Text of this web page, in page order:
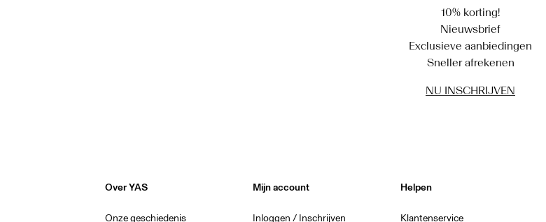
10% korting!
Nieuwsbrief
Exclusieve aanbiedingen
Sneller afrekenen
NU INSCHRIJVEN
Over YAS
Onze geschiedenis
Mijn account
Inloggen / Inschrijven
Helpen
Klantenservice